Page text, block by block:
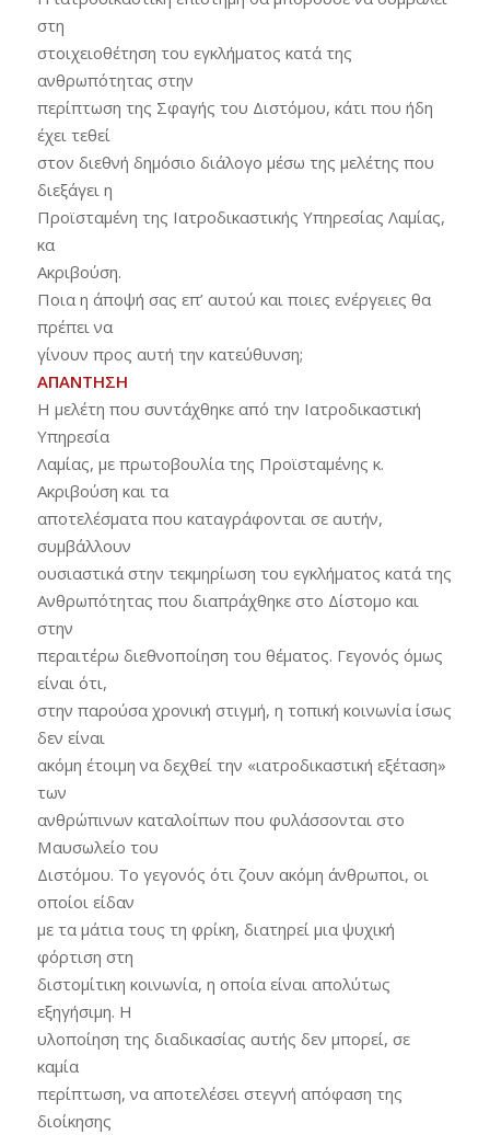
στη
στοιχειοθέτηση του εγκλήματος κατά της
ανθρωπότητας στην
περίπτωση της Σφαγής του Διστόμου, κάτι που ήδη
έχει τεθεί
στον διεθνή δημόσιο διάλογο μέσω της μελέτης που
διεξάγει η
Προϊσταμένη της Ιατροδικαστικής Υπηρεσίας Λαμίας,
κα
Ακριβούση.
Ποια η άποψή σας επ’ αυτού και ποιες ενέργειες θα
πρέπει να
γίνουν προς αυτή την κατεύθυνση;
ΑΠΑΝΤΗΣΗ
Η μελέτη που συντάχθηκε από την Ιατροδικαστική
Υπηρεσία
Λαμίας, με πρωτοβουλία της Προϊσταμένης κ.
Ακριβούση και τα
αποτελέσματα που καταγράφονται σε αυτήν,
συμβάλλουν
ουσιαστικά στην τεκμηρίωση του εγκλήματος κατά της
Ανθρωπότητας που διαπράχθηκε στο Δίστομο και
στην
περαιτέρω διεθνοποίηση του θέματος. Γεγονός όμως
είναι ότι,
στην παρούσα χρονική στιγμή, η τοπική κοινωνία ίσως
δεν είναι
ακόμη έτοιμη να δεχθεί την «ιατροδικαστική εξέταση»
των
ανθρώπινων καταλοίπων που φυλάσσονται στο
Μαυσωλείο του
Διστόμου. Το γεγονός ότι ζουν ακόμη άνθρωποι, οι
οποίοι είδαν
με τα μάτια τους τη φρίκη, διατηρεί μια ψυχική
φόρτιση στη
διστομίτικη κοινωνία, η οποία είναι απολύτως
εξηγήσιμη. Η
υλοποίηση της διαδικασίας αυτής δεν μπορεί, σε
καμία
περίπτωση, να αποτελέσει στεγνή απόφαση της
διοίκησης